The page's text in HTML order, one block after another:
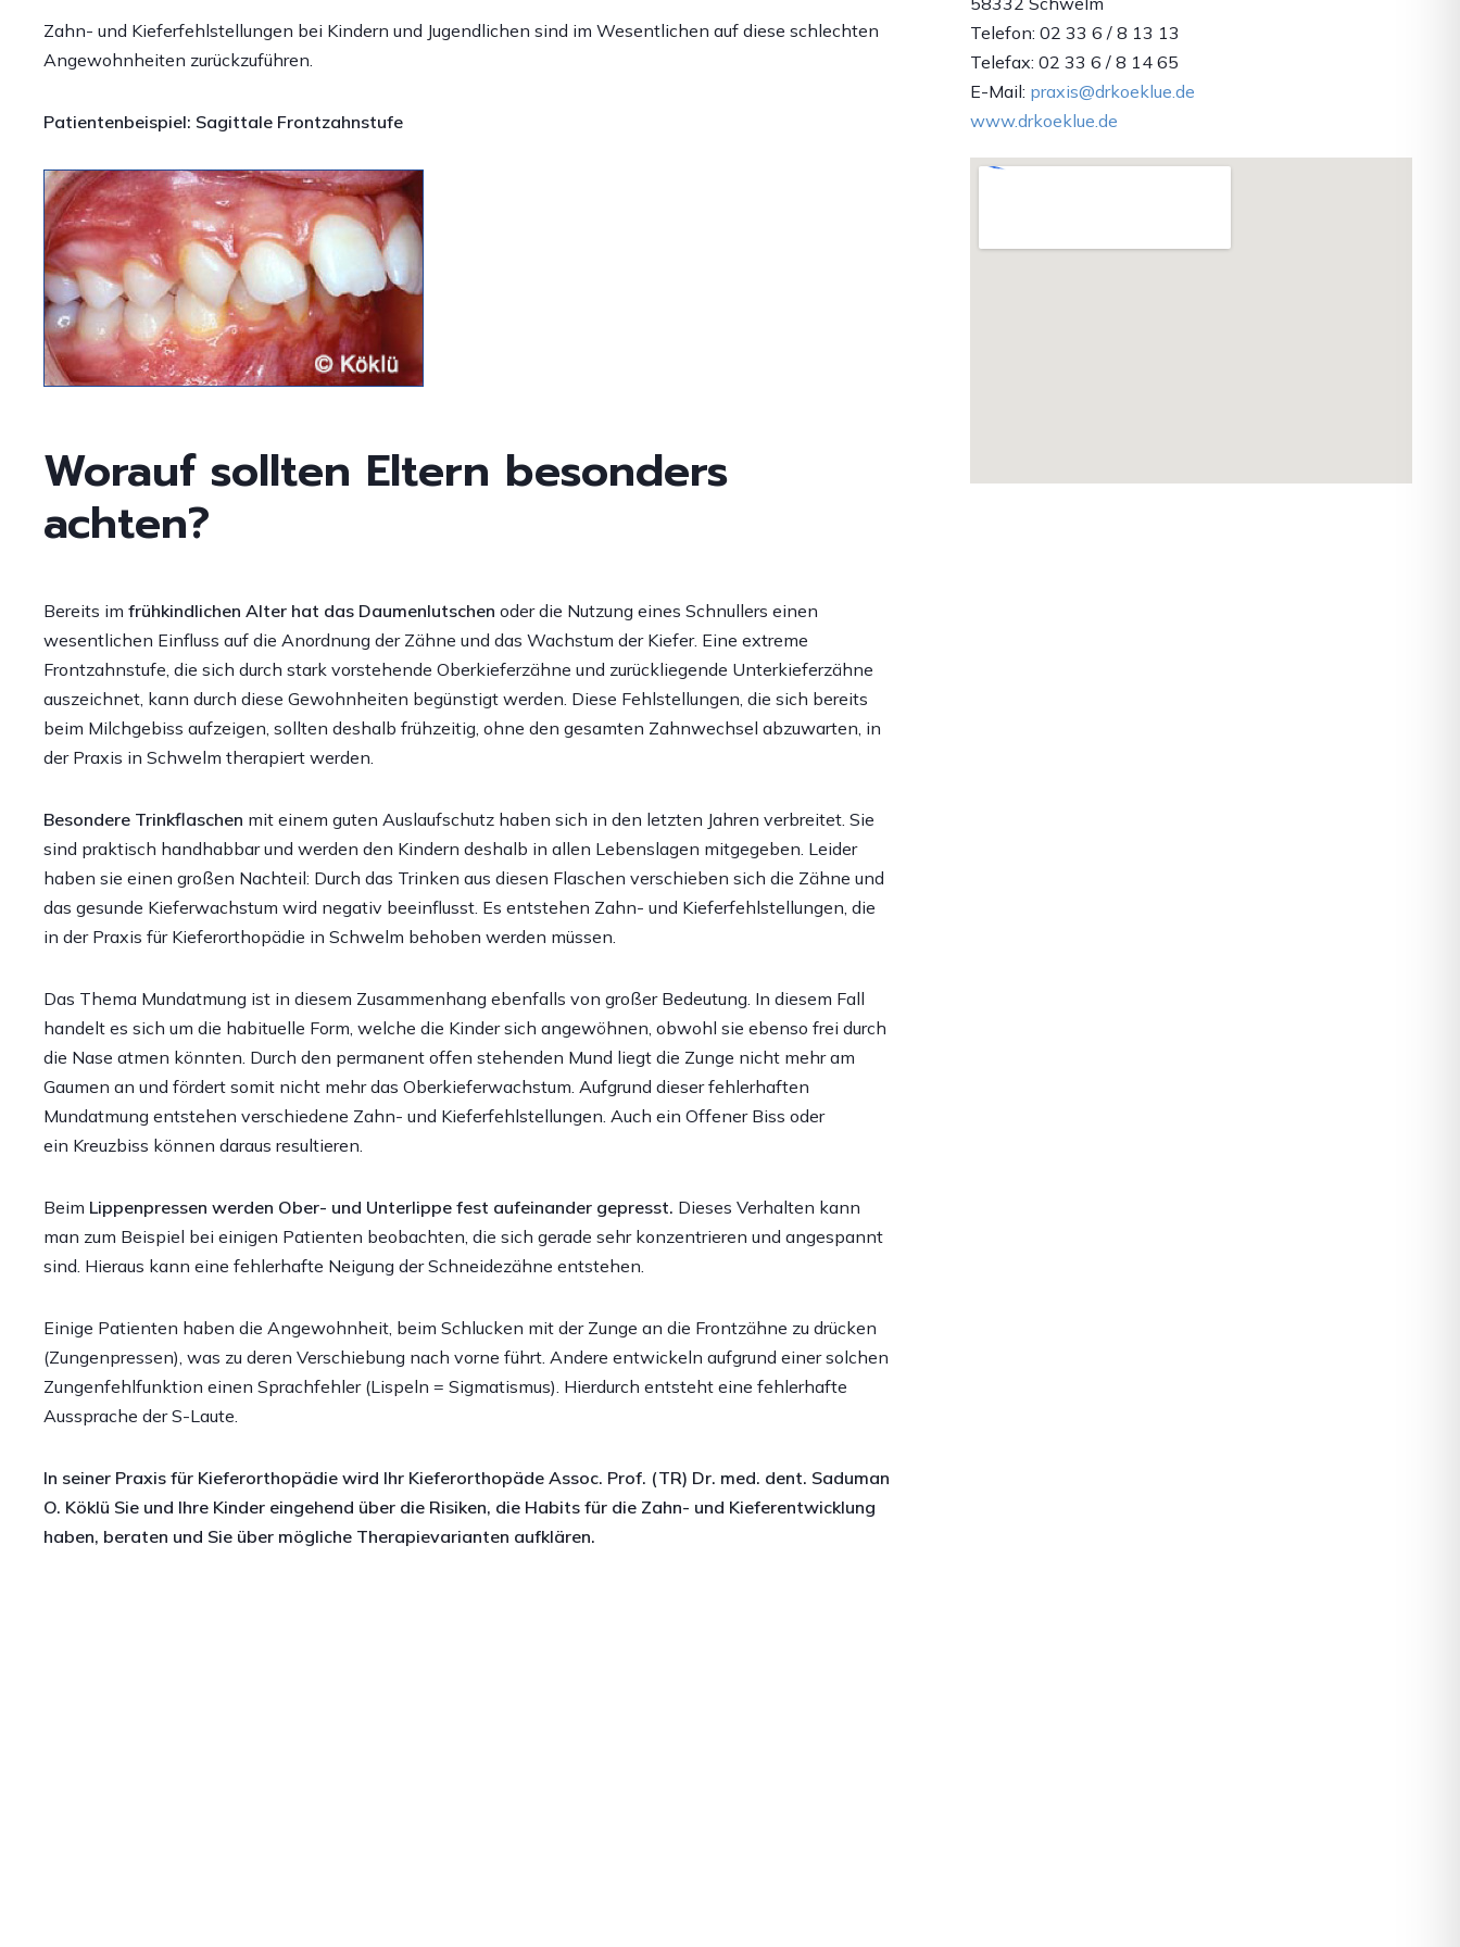
Patientenmeinungen
Zahn- und Kieferfehlstellungen bei Kindern und Jugendlichen sind im Wesentlichen auf diese schlechten
Angewohnheiten zurückzuführen.
Patientenbeispiel: Sagittale Frontzahnstufe
Worauf sollten Eltern besonders
achten?
Bereits im frühkindlichen Alter hat das Daumenlutschen oder die Nutzung eines Schnullers einen
wesentlichen Einfluss auf die Anordnung der Zähne und das Wachstum der Kiefer. Eine extreme
Frontzahnstufe, die sich durch stark vorstehende Oberkieferzähne und zurückliegende Unterkieferzähne
auszeichnet, kann durch diese Gewohnheiten begünstigt werden. Diese Fehlstellungen, die sich bereits
beim Milchgebiss aufzeigen, sollten deshalb frühzeitig, ohne den gesamten Zahnwechsel abzuwarten, in
der Praxis in Schwelm therapiert werden.
Besondere Trinkflaschen mit einem guten Auslaufschutz haben sich in den letzten Jahren verbreitet. Sie
sind praktisch handhabbar und werden den Kindern deshalb in allen Lebenslagen mitgegeben. Leider
haben sie einen großen Nachteil: Durch das Trinken aus diesen Flaschen verschieben sich die Zähne und
das gesunde Kieferwachstum wird negativ beeinflusst. Es entstehen Zahn- und Kieferfehlstellungen, die
in der Praxis für Kieferorthopädie in Schwelm behoben werden müssen.
Das Thema Mundatmung ist in diesem Zusammenhang ebenfalls von großer Bedeutung. In diesem Fall
handelt es sich um die habituelle Form, welche die Kinder sich angewöhnen, obwohl sie ebenso frei durch
die Nase atmen könnten. Durch den permanent offen stehenden Mund liegt die Zunge nicht mehr am
Gaumen an und fördert somit nicht mehr das Oberkieferwachstum. Aufgrund dieser fehlerhaften
Mundatmung entstehen verschiedene Zahn- und Kieferfehlstellungen. Auch ein Offener Biss oder
ein Kreuzbiss können daraus resultieren.
Beim Lippenpressen werden Ober- und Unterlippe fest aufeinander gepresst. Dieses Verhalten kann
man zum Beispiel bei einigen Patienten beobachten, die sich gerade sehr konzentrieren und angespannt
sind. Hieraus kann eine fehlerhafte Neigung der Schneidezähne entstehen.
Einige Patienten haben die Angewohnheit, beim Schlucken mit der Zunge an die Frontzähne zu drücken
(Zungenpressen), was zu deren Verschiebung nach vorne führt. Andere entwickeln aufgrund einer solchen
Zungenfehlfunktion einen Sprachfehler (Lispeln = Sigmatismus). Hierdurch entsteht eine fehlerhafte
Aussprache der S-Laute.
In seiner Praxis für Kieferorthopädie wird Ihr Kieferorthopäde Assoc. Prof. (TR) Dr. med. dent. Saduman
O. Köklü Sie und Ihre Kinder eingehend über die Risiken, die Habits für die Zahn- und Kieferentwicklung
haben, beraten und Sie über mögliche Therapievarianten aufklären.
Telefon: 02 33 6 / 8 13 13
Telefax: 02 33 6 / 8 14 65
E-Mail: praxis@drkoeklue.de
www.drkoeklue.de